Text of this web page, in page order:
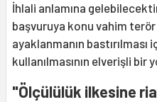
İhlali anlamına
başvuruya konu vahim terör
ayaklanmanın bastırılması
kullanılmasının elverişli bir
"Ölçülülük ilkesine